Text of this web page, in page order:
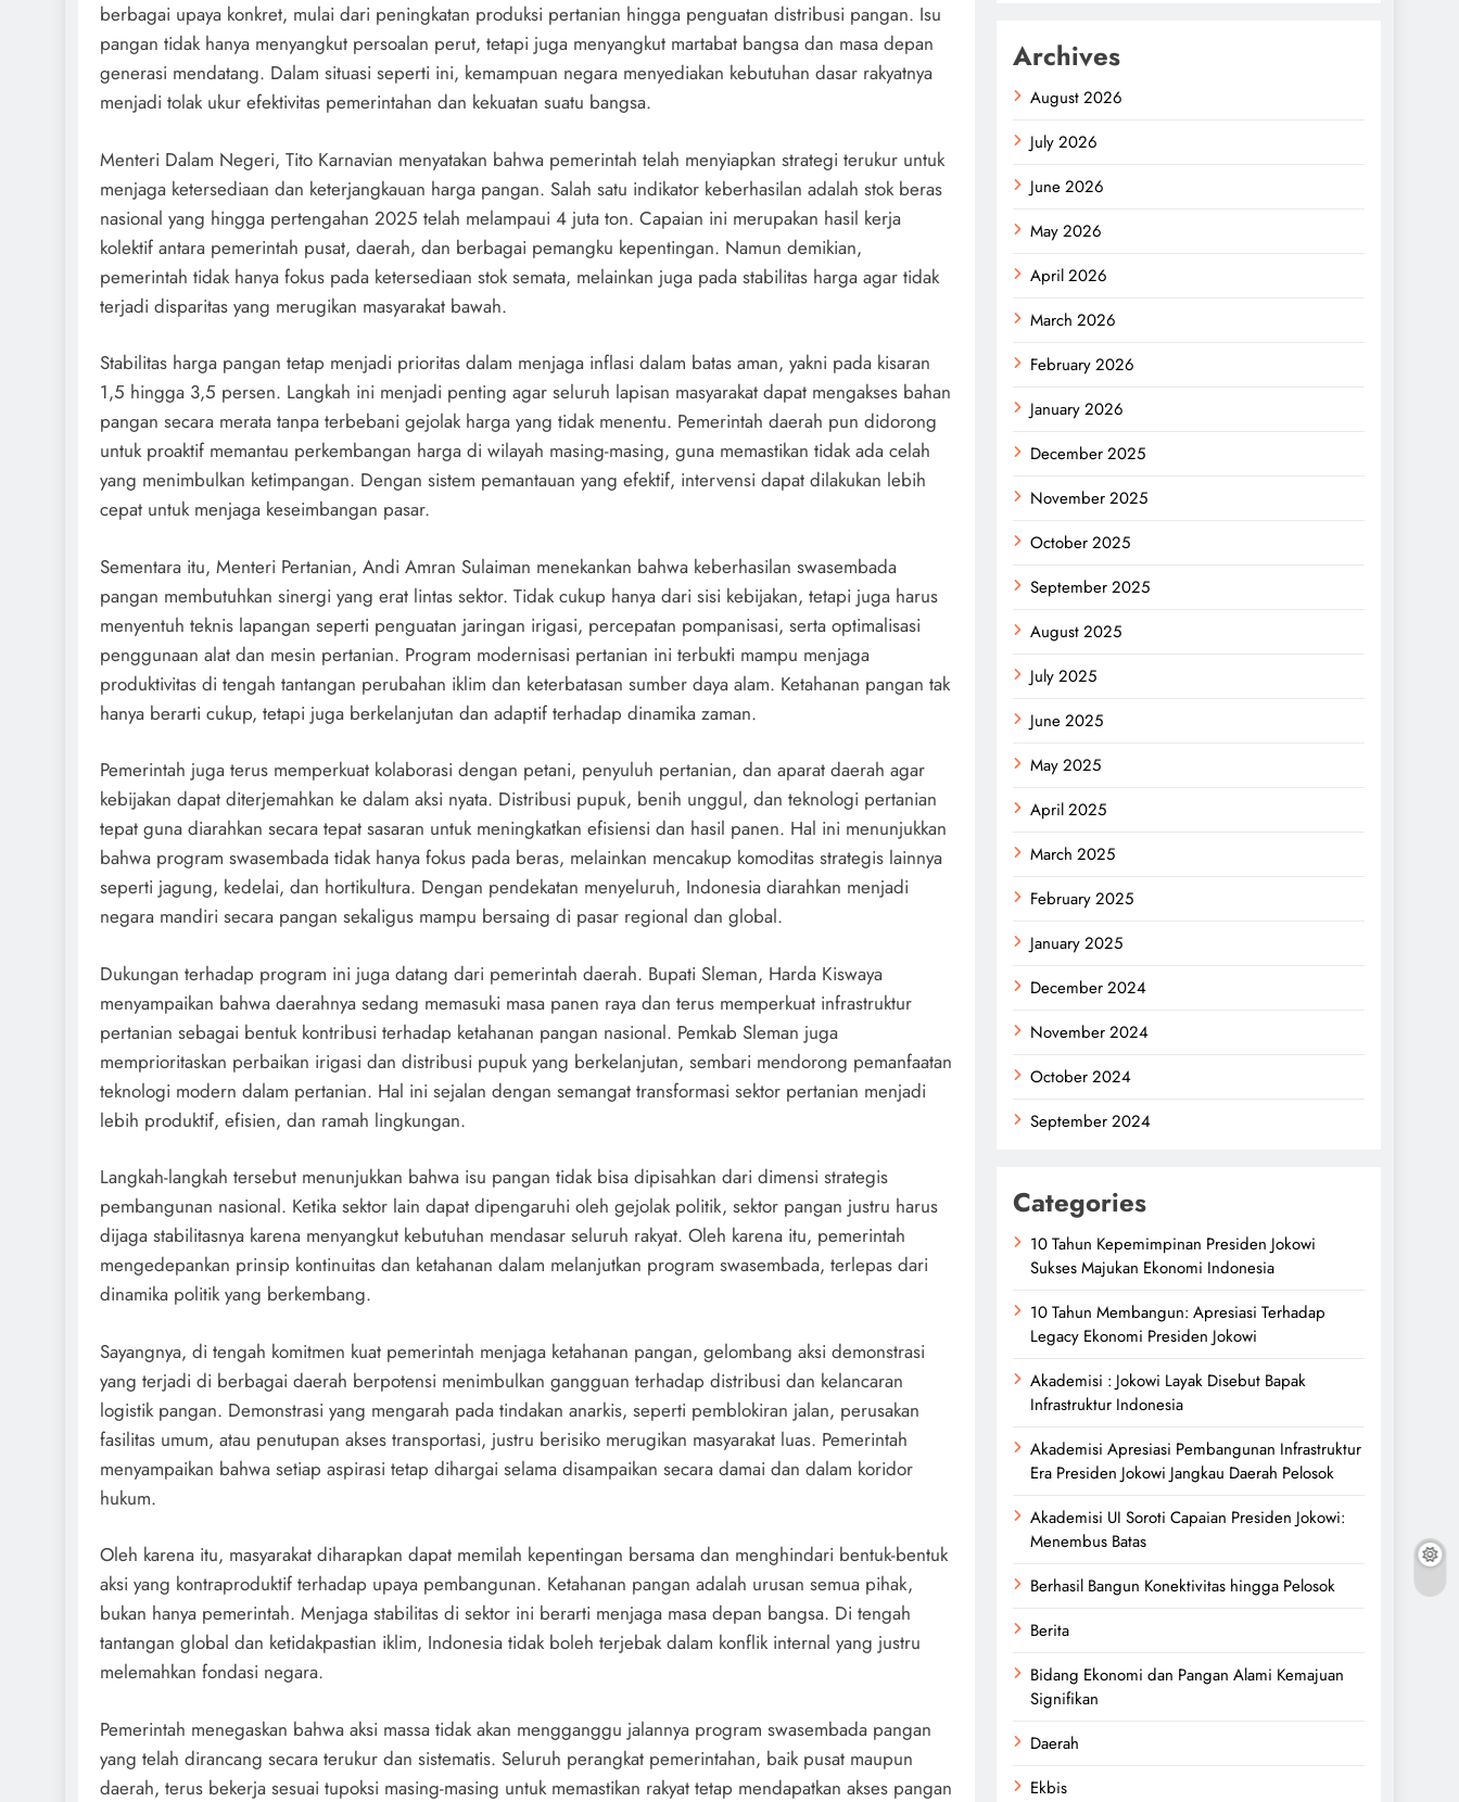
berbagai upaya konkret, mulai dari peningkatan produksi pertanian hingga penguatan distribusi pangan. Isu
pangan tidak hanya menyangkut persoalan perut, tetapi juga menyangkut martabat bangsa dan masa depan
generasi mendatang. Dalam situasi seperti ini, kemampuan negara menyediakan kebutuhan dasar rakyatnya
menjadi tolak ukur efektivitas pemerintahan dan kekuatan suatu bangsa.
Menteri Dalam Negeri, Tito Karnavian menyatakan bahwa pemerintah telah menyiapkan strategi terukur untuk
menjaga ketersediaan dan keterjangkauan harga pangan. Salah satu indikator keberhasilan adalah stok beras
nasional yang hingga pertengahan 2025 telah melampaui 4 juta ton. Capaian ini merupakan hasil kerja
kolektif antara pemerintah pusat, daerah, dan berbagai pemangku kepentingan. Namun demikian,
pemerintah tidak hanya fokus pada ketersediaan stok semata, melainkan juga pada stabilitas harga agar tidak
terjadi disparitas yang merugikan masyarakat bawah.
Stabilitas harga pangan tetap menjadi prioritas dalam menjaga inflasi dalam batas aman, yakni pada kisaran
1,5 hingga 3,5 persen. Langkah ini menjadi penting agar seluruh lapisan masyarakat dapat mengakses bahan
pangan secara merata tanpa terbebani gejolak harga yang tidak menentu. Pemerintah daerah pun didorong
untuk proaktif memantau perkembangan harga di wilayah masing-masing, guna memastikan tidak ada celah
yang menimbulkan ketimpangan. Dengan sistem pemantauan yang efektif, intervensi dapat dilakukan lebih
cepat untuk menjaga keseimbangan pasar.
Sementara itu, Menteri Pertanian, Andi Amran Sulaiman menekankan bahwa keberhasilan swasembada
pangan membutuhkan sinergi yang erat lintas sektor. Tidak cukup hanya dari sisi kebijakan, tetapi juga harus
menyentuh teknis lapangan seperti penguatan jaringan irigasi, percepatan pompanisasi, serta optimalisasi
penggunaan alat dan mesin pertanian. Program modernisasi pertanian ini terbukti mampu menjaga
produktivitas di tengah tantangan perubahan iklim dan keterbatasan sumber daya alam. Ketahanan pangan tak
hanya berarti cukup, tetapi juga berkelanjutan dan adaptif terhadap dinamika zaman.
Pemerintah juga terus memperkuat kolaborasi dengan petani, penyuluh pertanian, dan aparat daerah agar
kebijakan dapat diterjemahkan ke dalam aksi nyata. Distribusi pupuk, benih unggul, dan teknologi pertanian
tepat guna diarahkan secara tepat sasaran untuk meningkatkan efisiensi dan hasil panen. Hal ini menunjukkan
bahwa program swasembada tidak hanya fokus pada beras, melainkan mencakup komoditas strategis lainnya
seperti jagung, kedelai, dan hortikultura. Dengan pendekatan menyeluruh, Indonesia diarahkan menjadi
negara mandiri secara pangan sekaligus mampu bersaing di pasar regional dan global.
Dukungan terhadap program ini juga datang dari pemerintah daerah. Bupati Sleman, Harda Kiswaya
menyampaikan bahwa daerahnya sedang memasuki masa panen raya dan terus memperkuat infrastruktur
pertanian sebagai bentuk kontribusi terhadap ketahanan pangan nasional. Pemkab Sleman juga
memprioritaskan perbaikan irigasi dan distribusi pupuk yang berkelanjutan, sembari mendorong pemanfaatan
teknologi modern dalam pertanian. Hal ini sejalan dengan semangat transformasi sektor pertanian menjadi
lebih produktif, efisien, dan ramah lingkungan.
Langkah-langkah tersebut menunjukkan bahwa isu pangan tidak bisa dipisahkan dari dimensi strategis
pembangunan nasional. Ketika sektor lain dapat dipengaruhi oleh gejolak politik, sektor pangan justru harus
dijaga stabilitasnya karena menyangkut kebutuhan mendasar seluruh rakyat. Oleh karena itu, pemerintah
mengedepankan prinsip kontinuitas dan ketahanan dalam melanjutkan program swasembada, terlepas dari
dinamika politik yang berkembang.
Sayangnya, di tengah komitmen kuat pemerintah menjaga ketahanan pangan, gelombang aksi demonstrasi
yang terjadi di berbagai daerah berpotensi menimbulkan gangguan terhadap distribusi dan kelancaran
logistik pangan. Demonstrasi yang mengarah pada tindakan anarkis, seperti pemblokiran jalan, perusakan
fasilitas umum, atau penutupan akses transportasi, justru berisiko merugikan masyarakat luas. Pemerintah
menyampaikan bahwa setiap aspirasi tetap dihargai selama disampaikan secara damai dan dalam koridor
hukum.
Oleh karena itu, masyarakat diharapkan dapat memilah kepentingan bersama dan menghindari bentuk-bentuk
aksi yang kontraproduktif terhadap upaya pembangunan. Ketahanan pangan adalah urusan semua pihak,
bukan hanya pemerintah. Menjaga stabilitas di sektor ini berarti menjaga masa depan bangsa. Di tengah
tantangan global dan ketidakpastian iklim, Indonesia tidak boleh terjebak dalam konflik internal yang justru
melemahkan fondasi negara.
Pemerintah menegaskan bahwa aksi massa tidak akan mengganggu jalannya program swasembada pangan
yang telah dirancang secara terukur dan sistematis. Seluruh perangkat pemerintahan, baik pusat maupun
daerah, terus bekerja sesuai tupoksi masing-masing untuk memastikan rakyat tetap mendapatkan akses pangan
Archives
August 2026
July 2026
June 2026
May 2026
April 2026
March 2026
February 2026
January 2026
December 2025
November 2025
October 2025
September 2025
August 2025
July 2025
June 2025
May 2025
April 2025
March 2025
February 2025
January 2025
December 2024
November 2024
October 2024
September 2024
Categories
10 Tahun Kepemimpinan Presiden Jokowi
Sukses Majukan Ekonomi Indonesia
10 Tahun Membangun: Apresiasi Terhadap
Legacy Ekonomi Presiden Jokowi
Akademisi : Jokowi Layak Disebut Bapak
Infrastruktur Indonesia
Akademisi Apresiasi Pembangunan Infrastruktur
Era Presiden Jokowi Jangkau Daerah Pelosok
Akademisi UI Soroti Capaian Presiden Jokowi:
Menembus Batas
Berhasil Bangun Konektivitas hingga Pelosok
Berita
Bidang Ekonomi dan Pangan Alami Kemajuan
Signifikan
Daerah
Ekbis